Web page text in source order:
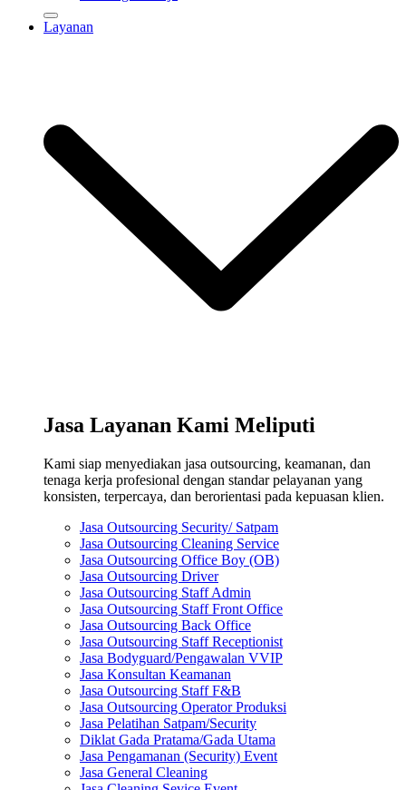
Layanan
Jasa Layanan Kami Meliputi
Kami siap menyediakan jasa outsourcing, keamanan, dan
tenaga kerja profesional dengan standar pelayanan yang
konsisten, terpercaya, dan berorientasi pada kepuasan klien.
Jasa Outsourcing Security/ Satpam
Jasa Outsourcing Cleaning Service
Jasa Outsourcing Office Boy (OB)
Jasa Outsourcing Driver
Jasa Outsourcing Staff Admin
Jasa Outsourcing Staff Front Office
Jasa Outsourcing Back Office
Jasa Outsourcing Staff Receptionist
Jasa Bodyguard/Pengawalan VVIP
Jasa Konsultan Keamanan
Jasa Outsourcing Staff F&B
Jasa Outsourcing Operator Produksi
Jasa Pelatihan Satpam/Security
Diklat Gada Pratama/Gada Utama
Jasa Pengamanan (Security) Event
Jasa General Cleaning